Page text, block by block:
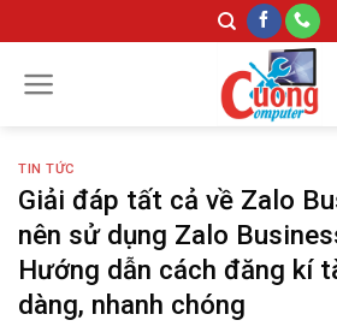
to
content
TIN TỨC
Giải đáp tất cả về Zalo
nên sử dụng Zalo
Hướng dẫn cách đăng kí
dàng, nhanh chóng